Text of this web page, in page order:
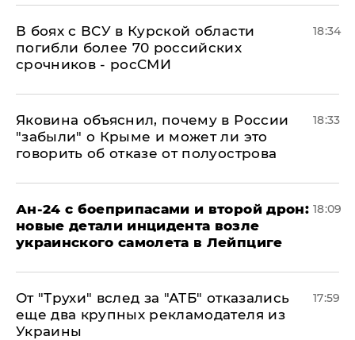
В боях с ВСУ в Курской области
погибли более 70 российских
срочников - росСМИ
18:34
Яковина объяснил, почему в России
"забыли" о Крыме и может ли это
говорить об отказе от полуострова
18:33
Ан-24 с боеприпасами и второй дрон:
новые детали инцидента возле
украинского самолета в Лейпциге
18:09
От "Трухи" вслед за "АТБ" отказались
еще два крупных рекламодателя из
Украины
17:59